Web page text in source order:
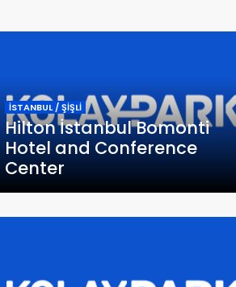
İSTANBUL / ŞİŞLİ
Hilton İstanbul Bomonti
Hotel and Conference
Center